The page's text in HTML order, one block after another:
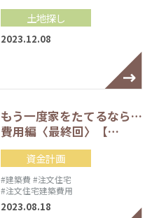
土地探し
2023.12.08
もう一度家をたてるなら…
費用編〈最終回〉【…
資金計画
#建築費 #注文住宅
#注文住宅建築費用
2023.08.18